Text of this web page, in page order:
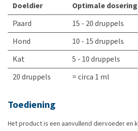
Doeldier
Optimale
Paard
15 - 20 druppels
Hond
10 - 15 druppels
Kat
5 - 10 druppels
20 druppels
= circa 1 ml
Toediening
Het product is een aanvullend diervoeder en